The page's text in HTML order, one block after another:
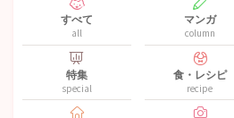
すべて
all
マンガ
column
特集
special
食・レシピ
recipe